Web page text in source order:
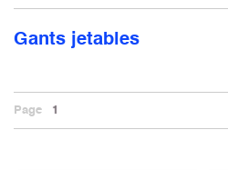
Gants jetables
Page 1